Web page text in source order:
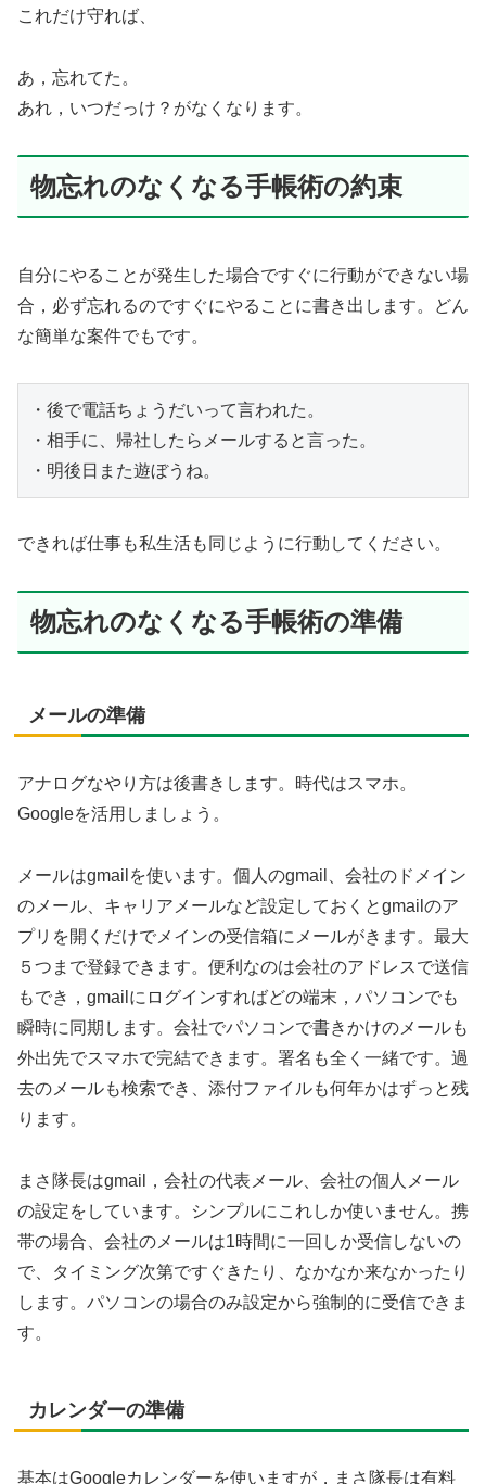
これだけ守れば、
あ，忘れてた。
あれ，いつだっけ？がなくなります。
物忘れのなくなる手帳術の約束
自分にやることが発生した場合ですぐに行動ができない場
合，必ず忘れるのですぐにやることに書き出します。どん
な簡単な案件でもです。
・後で電話ちょうだいって言われた。
・相手に、帰社したらメールすると言った。
・明後日また遊ぼうね。
できれば仕事も私生活も同じように行動してください。
物忘れのなくなる手帳術の準備
メールの準備
アナログなやり方は後書きします。時代はスマホ。
Googleを活用しましょう。
メールはgmailを使います。個人のgmail、会社のドメイン
のメール、キャリアメールなど設定しておくとgmailのア
プリを開くだけでメインの受信箱にメールがきます。最大
５つまで登録できます。便利なのは会社のアドレスで送信
もでき，gmailにログインすればどの端末，パソコンでも
瞬時に同期します。会社でパソコンで書きかけのメールも
外出先でスマホで完結できます。署名も全く一緒です。過
去のメールも検索でき、添付ファイルも何年かはずっと残
ります。
まさ隊長はgmail，会社の代表メール、会社の個人メール
の設定をしています。シンプルにこれしか使いません。携
帯の場合、会社のメールは1時間に一回しか受信しないの
で、タイミング次第ですぐきたり、なかなか来なかったり
します。パソコンの場合のみ設定から強制的に受信できま
す。
カレンダーの準備
基本はGoogleカレンダーを使いますが，まさ隊長は有料